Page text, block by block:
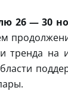
26 — 30
тренда на